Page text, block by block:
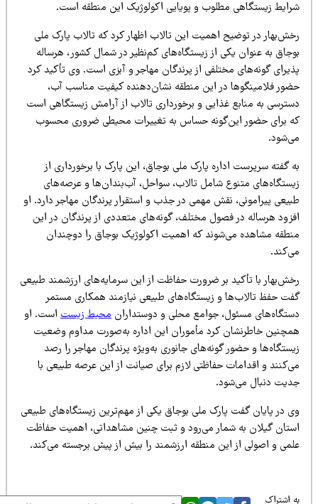
زیستگاهی مطلوب و پویایی اکولوژیک این منطقه است.
در توضیح اهمیت این تالاب اظهار کرد که تالاب پارک ملی
به عنوان یکی از زیستگاه‌های کم‌نظیر در شمال کشور، هرساله
گونه‌های مختلفی از پرندگان مهاجر و آبزی است. وی تأکید کرد
فلامینگوها در این منطقه نشان‌دهنده کیفیت مناسب آب،
به منابع غذایی و برخورداری تالاب از آرامش زیستگاهی است
برای حضور این‌گونه حساس به تغییرات محیطی ضروری محسوب
گفته سرپرست اداره پارک ملی بوجاق، این پارک با برخورداری از
متنوع شامل تالاب، سواحل، آب‌بندان‌ها و عرصه‌های
پیرامونی، نقش مهمی در جذب و استقرار پرندگان مهاجر دارد. او
هرساله در فصول مختلف، گونه‌های متعددی از پرندگان در این
مشاهده می‌شوند که اهمیت اکولوژیک بوجاق را دوچندان
با تأکید بر ضرورت حفاظت از این سرمایه‌های ارزشمند طبیعی
حفظ تالاب‌ها و زیستگاه‌های طبیعی نیازمند همکاری مستمر
مسئول، جوامع محلی و دوستدارانمحیط زیستاست. او
خاطرنشان کرد مأموران این اداره به‌صورت مداوم وضعیت
و حضور گونه‌های جانوری به‌ویژه پرندگان مهاجر را رصد
و اقدامات حفاظتی لازم برای صیانت از این عرصه طبیعی با
دنبال می‌شود.
در پایان گفت پارک ملی بوجاق یکی از مهم‌ترین زیستگاه‌های طبیعی
گیلان به شمار می‌رود و ثبت چنین مشاهداتی، اهمیت حفاظت
و اصولی از این منطقه ارزشمند را بیش از پیش برجسته می‌کند.
اشتراک